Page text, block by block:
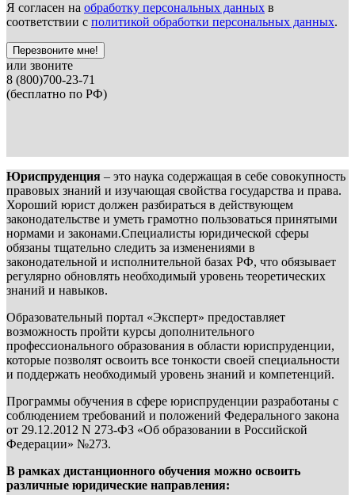
Я согласен на обработку персональных данных в
соответствии с политикой обработки персональных данных.
Перезвоните мне!
или звоните
8 (800)700-23-71
(бесплатно по РФ)
Юриспруденция – это наука содержащая в себе совокупность
правовых знаний и изучающая свойства государства и права.
Хороший юрист должен разбираться в действующем
законодательстве и уметь грамотно пользоваться принятыми
нормами и законами.Специалисты юридической сферы
обязаны тщательно следить за изменениями в
законодательной и исполнительной базах РФ, что обязывает
регулярно обновлять необходимый уровень теоретических
знаний и навыков.
Образовательный портал «Эксперт» предоставляет
возможность пройти курсы дополнительного
профессионального образования в области юриспруденции,
которые позволят освоить все тонкости своей специальности
и поддержать необходимый уровень знаний и компетенций.
Программы обучения в сфере юриспруденции разработаны с
соблюдением требований и положений Федерального закона
от 29.12.2012 N 273-ФЗ «Об образовании в Российской
Федерации» №273.
В рамках дистанционного обучения можно освоить
различные юридические направления: